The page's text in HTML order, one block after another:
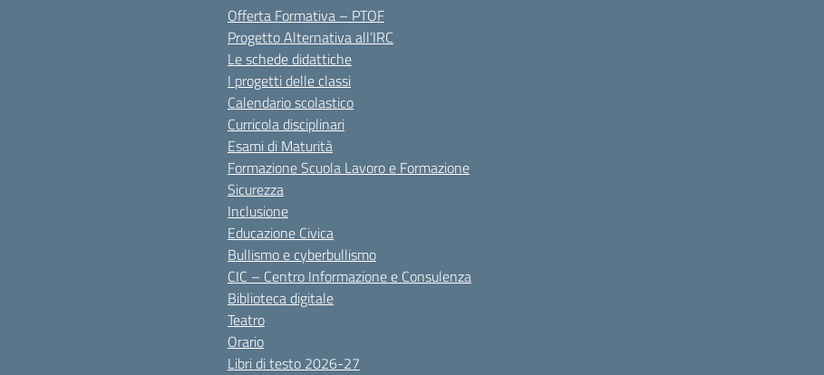
Offerta Formativa – PTOF
Progetto Alternativa all’IRC
Le schede didattiche
I progetti delle classi
Calendario scolastico
Curricola disciplinari
Esami di Maturità
Formazione Scuola Lavoro e Formazione
Sicurezza
Inclusione
Educazione Civica
Bullismo e cyberbullismo
CIC – Centro Informazione e Consulenza
Biblioteca digitale
Teatro
Orario
Libri di testo 2026-27